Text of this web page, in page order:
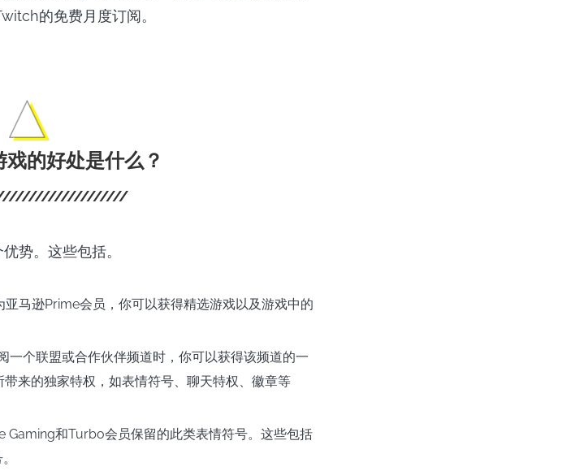
的免费月度订阅。
的好处是什么？
势。这些包括。
马逊Prime会员，你可以获得精选游戏以及游戏中的
一个联盟或合作伙伴频道时，你可以获得该频道的一
来的独家特权，如表情符号、聊天特权、徽章等
Gaming和Turbo会员保留的此类表情符号。这些包括